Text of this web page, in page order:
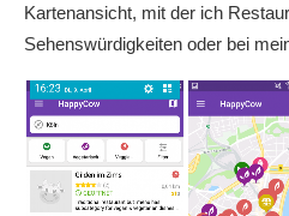
Kartenansicht, mit der ich
Sehenswürdigkeiten oder bei